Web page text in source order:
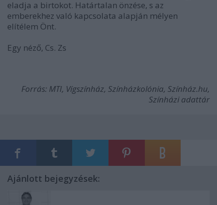
eladja a birtokot. Határtalan önzése, s az
emberekhez való kapcsolata alapján mélyen
elítélem Önt.
Egy néző, Cs. Zs
Forrás: MTI, Vígszínház, Színházkolónia, Színház.hu,
Színházi adattár
Ajánlott bejegyzések: